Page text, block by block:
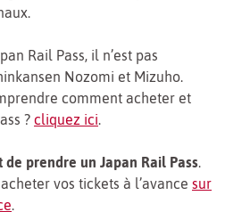
Rail Pass, il n’est pas
Nozomi et Mizuho.
comment acheter et
? cliquez ici.
de prendre un Japan Rail Pass.
vos tickets à l’avance sur
.